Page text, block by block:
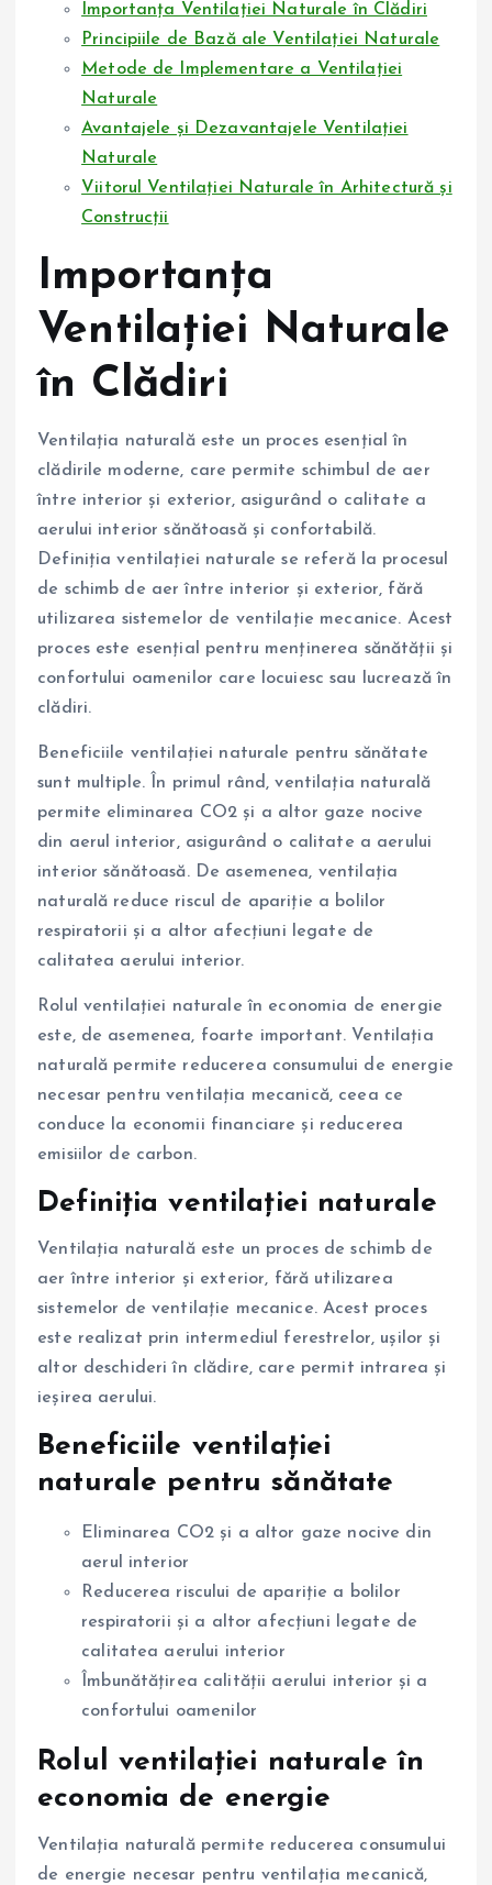
Importanța Ventilației Naturale în Clădiri
Principiile de Bază ale Ventilației Naturale
Metode de Implementare a Ventilației
Naturale
Avantajele și Dezavantajele Ventilației
Naturale
Viitorul Ventilației Naturale în Arhitectură și
Construcții
Importanța
Ventilației Naturale
în Clădiri
Ventilația naturală este un proces esențial în
clădirile moderne, care permite schimbul de aer
între interior și exterior, asigurând o calitate a
aerului interior sănătoasă și confortabilă.
Definiția ventilației naturale se referă la procesul
de schimb de aer între interior și exterior, fără
utilizarea sistemelor de ventilație mecanice. Acest
proces este esențial pentru menținerea sănătății și
confortului oamenilor care locuiesc sau lucrează în
clădiri.
Beneficiile ventilației naturale pentru sănătate
sunt multiple. În primul rând, ventilația naturală
permite eliminarea CO2 și a altor gaze nocive
din aerul interior, asigurând o calitate a aerului
interior sănătoasă. De asemenea, ventilația
naturală reduce riscul de apariție a bolilor
respiratorii și a altor afecțiuni legate de
calitatea aerului interior.
Rolul ventilației naturale în economia de energie
este, de asemenea, foarte important. Ventilația
naturală permite reducerea consumului de energie
necesar pentru ventilația mecanică, ceea ce
conduce la economii financiare și reducerea
emisiilor de carbon.
Definiția ventilației naturale
Ventilația naturală este un proces de schimb de
aer între interior și exterior, fără utilizarea
sistemelor de ventilație mecanice. Acest proces
este realizat prin intermediul ferestrelor, ușilor și
altor deschideri în clădire, care permit intrarea și
ieșirea aerului.
Beneficiile ventilației
naturale pentru sănătate
Eliminarea CO2 și a altor gaze nocive din
aerul interior
Reducerea riscului de apariție a bolilor
respiratorii și a altor afecțiuni legate de
calitatea aerului interior
Îmbunătățirea calității aerului interior și a
confortului oamenilor
Rolul ventilației naturale în
economia de energie
Ventilația naturală permite reducerea consumului
de energie necesar pentru ventilația mecanică,